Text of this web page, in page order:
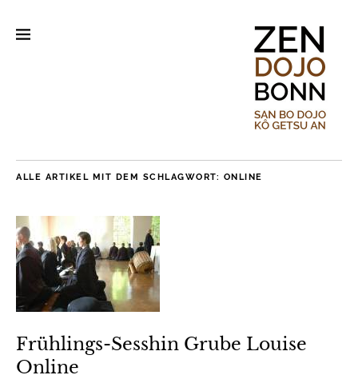
ALLE ARTIKEL MIT DEM SCHLAGWORT: ONLINE
Frühlings-Sesshin Grube Louise
Online